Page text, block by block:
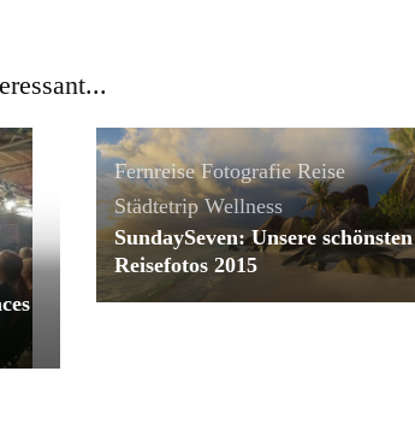
Fernreise Fotografie Reise
Städtetrip Wellness
SundaySeven: Unsere schönsten
Reisefotos 2015